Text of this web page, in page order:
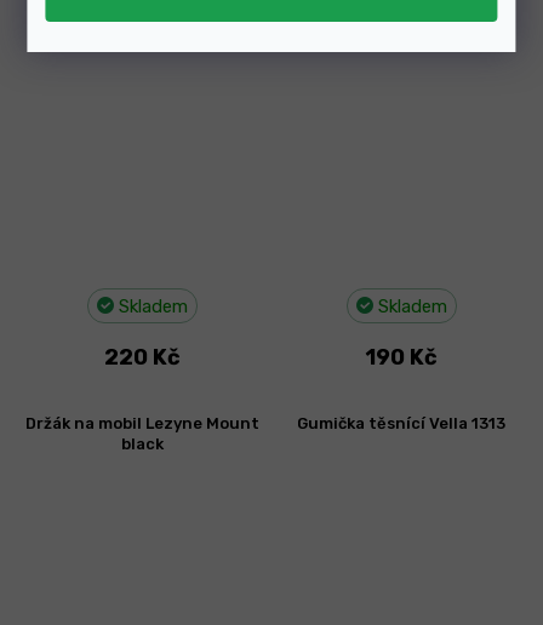
Skladem
220 Kč
Skladem
190 Kč
Držák na mobil Lezyne Mount
black
Gumička těsnící Vella 1313